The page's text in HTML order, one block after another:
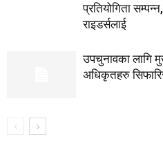
प्रतियोगिता
राइडर्सलाई
उपचुनावका लागि
अधिकृतहरु